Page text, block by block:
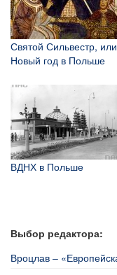
Святой Сильвестр, или
Новый год в Польше
ВДНХ в Польше
Выбор редактора:
Вроцлав –